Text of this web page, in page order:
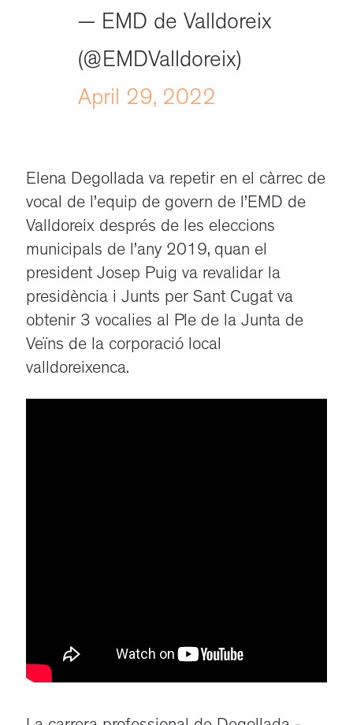
— EMD de Valldoreix
(@EMDValldoreix)
April 29, 2022
Elena Degollada va repetir en el càrrec de
vocal de l’equip de govern de l’EMD de
Valldoreix després de les eleccions
municipals de l’any 2019, quan el
president Josep Puig va revalidar la
presidència i Junts per Sant Cugat va
obtenir 3 vocalies al Ple de la Junta de
Veïns de la corporació local
valldoreixenca.